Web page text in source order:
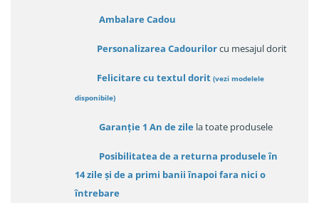
Ambalare Cadou
Personalizarea Cadourilorcu mesajul dorit
Felicitare cu textul dorit (vezi modelele
disponibile)
Garanție 1 An de zile la toate produsele
Posibilitatea de a returna produsele în
14 zileși de a primi banii înapoi fara nici o
întrebare